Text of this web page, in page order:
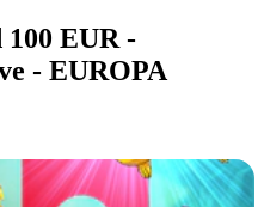
100 EUR -
- EUROPA